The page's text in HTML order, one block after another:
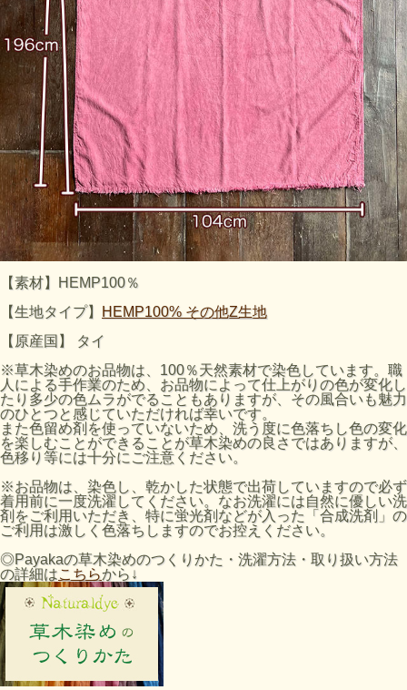
【素材】HEMP100％
【生地タイプ】
HEMP100% その他Z生地
【原産国】 タイ
※草木染めのお品物は、100％天然素材で染色しています。職
人による手作業のため、お品物によって仕上がりの色が変化し
たり多少の色ムラがでることもありますが、その風合いも魅力
のひとつと感じていただければ幸いです。
また色留め剤を使っていないため、洗う度に色落ちし色の変化
を楽しむことができることが草木染めの良さではありますが、
色移り等には十分にご注意ください。
※お品物は、染色し、乾かした状態で出荷していますので必ず
着用前に一度洗濯してください。なお洗濯には自然に優しい洗
剤をご利用いただき、特に蛍光剤などが入った「合成洗剤」の
ご利用は激しく色落ちしますのでお控えください。
◎Payakaの草木染めのつくりかた・洗濯方法・取り扱い方法
の詳細はこちらから↓